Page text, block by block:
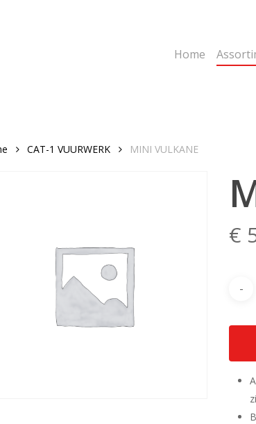
Home
CAT-1 VUURWERK MINI VULKANE
€